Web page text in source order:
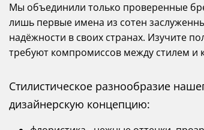
Мы объединили только проверенные
лишь первые имена из сотен
надёжности в своих странах. Изучите
требуют компромиссов между стилем и
Стилистическое разнообразие
дизайнерскую концепцию: